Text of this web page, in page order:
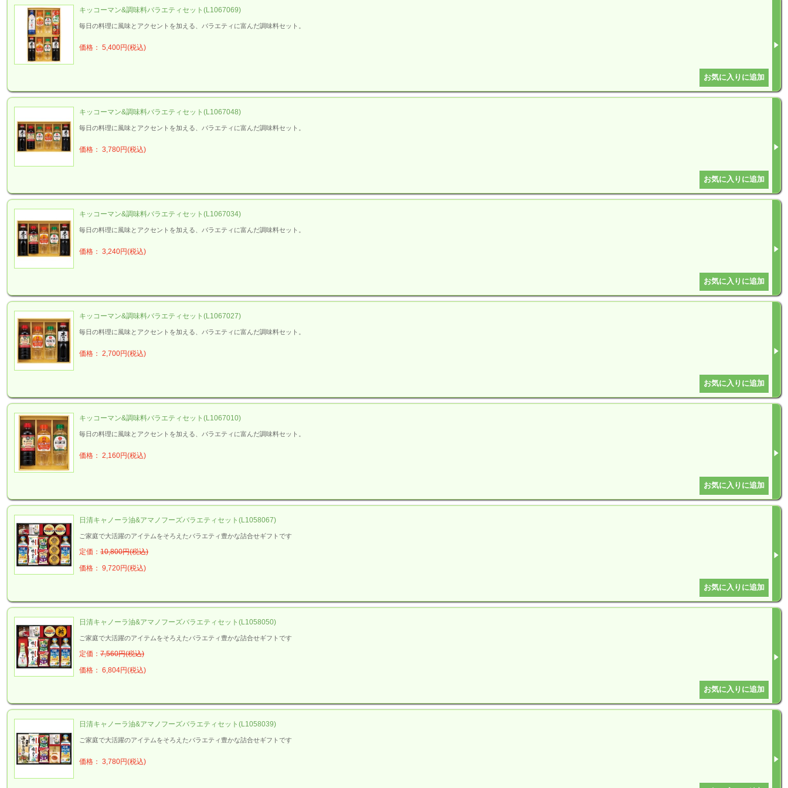
キッコーマン&調味料バラエティセット(L1067069)
毎日の料理に風味とアクセントを加える、バラエティに富んだ調味料セット。
価格： 5,400円(税込)
キッコーマン&調味料バラエティセット(L1067048)
毎日の料理に風味とアクセントを加える、バラエティに富んだ調味料セット。
価格： 3,780円(税込)
キッコーマン&調味料バラエティセット(L1067034)
毎日の料理に風味とアクセントを加える、バラエティに富んだ調味料セット。
価格： 3,240円(税込)
キッコーマン&調味料バラエティセット(L1067027)
毎日の料理に風味とアクセントを加える、バラエティに富んだ調味料セット。
価格： 2,700円(税込)
キッコーマン&調味料バラエティセット(L1067010)
毎日の料理に風味とアクセントを加える、バラエティに富んだ調味料セット。
価格： 2,160円(税込)
日清キャノーラ油&アマノフーズバラエティセット(L1058067)
ご家庭で大活躍のアイテムをそろえたバラエティ豊かな詰合せギフトです
定価： 10,800円(税込)
価格： 9,720円(税込)
日清キャノーラ油&アマノフーズバラエティセット(L1058050)
ご家庭で大活躍のアイテムをそろえたバラエティ豊かな詰合せギフトです
定価： 7,560円(税込)
価格： 6,804円(税込)
日清キャノーラ油&アマノフーズバラエティセット(L1058039)
ご家庭で大活躍のアイテムをそろえたバラエティ豊かな詰合せギフトです
価格： 3,780円(税込)